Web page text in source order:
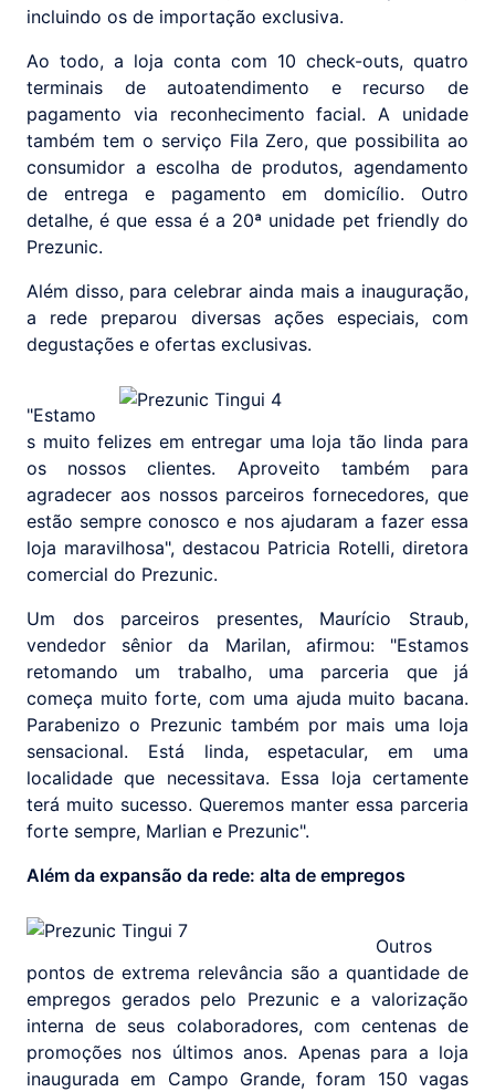
incluindo os de importação exclusiva.
Ao todo, a loja conta com 10 check-outs, quatro
terminais de autoatendimento e recurso de
pagamento via reconhecimento facial. A unidade
também tem o serviço Fila Zero, que possibilita ao
consumidor a escolha de produtos, agendamento
de entrega e pagamento em domicílio. Outro
detalhe, é que essa é a 20ª unidade pet friendly do
Prezunic.
Além disso, para celebrar ainda mais a inauguração,
a rede preparou diversas ações especiais, com
degustações e ofertas exclusivas.
"Estamo
s muito felizes em entregar uma loja tão linda para
os nossos clientes. Aproveito também para
agradecer aos nossos parceiros fornecedores, que
estão sempre conosco e nos ajudaram a fazer essa
loja maravilhosa", destacou Patricia Rotelli, diretora
comercial do Prezunic.
Um dos parceiros presentes, Maurício Straub,
vendedor sênior da Marilan, afirmou: "Estamos
retomando um trabalho, uma parceria que já
começa muito forte, com uma ajuda muito bacana.
Parabenizo o Prezunic também por mais uma loja
sensacional. Está linda, espetacular, em uma
localidade que necessitava. Essa loja certamente
terá muito sucesso. Queremos manter essa parceria
forte sempre, Marlian e Prezunic".
Além da expansão da rede: alta de empregos
Outros
pontos de extrema relevância são a quantidade de
empregos gerados pelo Prezunic e a valorização
interna de seus colaboradores, com centenas de
promoções nos últimos anos. Apenas para a loja
inaugurada em Campo Grande, foram 150 vagas